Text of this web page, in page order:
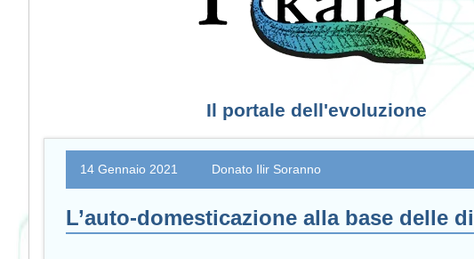
Il portale dell'evoluzione
14 Gennaio 2021 Donato Ilir Soranno
L’auto-domesticazione alla base delle